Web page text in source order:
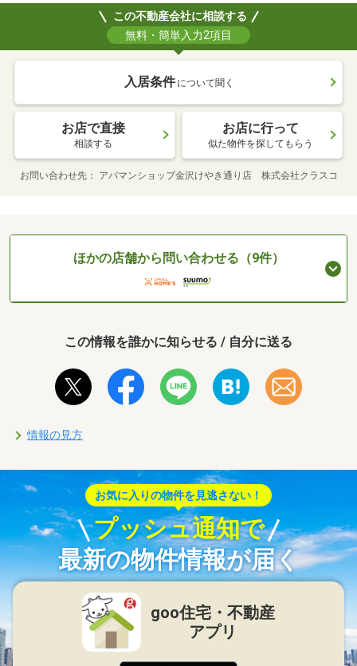
この不動産会社に相談する
無料・簡単入力2項目
入居条件 について聞く
お店で直接
相談する
お店に行って
似た物件を探してもらう
お問い合わせ先 アパマンショップ金沢けやき通り店 株式会社クラスコ
ほかの店舗から問い合わせる（9件）
この情報を誰かに知らせる / 自分に送る
情報の見方
お気に入りの物件を見逃さない！
プッシュ通知で
最新の物件情報が届く
goo住宅・不動産
アプリ